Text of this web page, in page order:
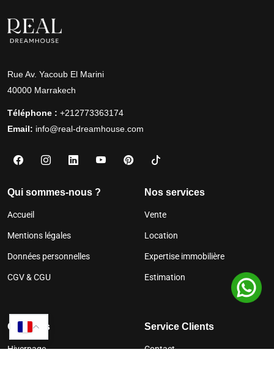
Rue Av. Yacoub El Marini
40000 Marrakech
Téléphone : +212773363174
Email: info@real-dreamhouse.com
Qui sommes-nous ?
Accueil
Mentions légales
Données personnelles
CGV & CGU
Nos services
Vente
Location
Expertise immobilière
Estimation
Quartiers
Hivernage
Service Clients
Contact